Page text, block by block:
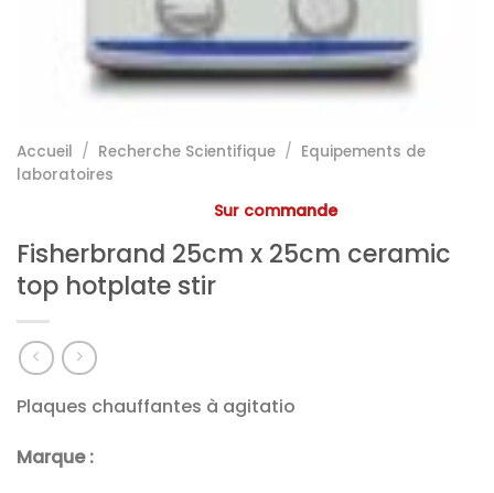
Accueil / Recherche Scientifique / Equipements de
laboratoires
Sur commande
Fisherbrand 25cm x 25cm ceramic
top hotplate stir
Plaques chauffantes à agitatio
Marque :